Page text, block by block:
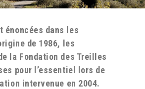
énoncées dans les
de 1986, les
la Fondation des Treilles
pour l’essentiel lors de
intervenue en 2004.